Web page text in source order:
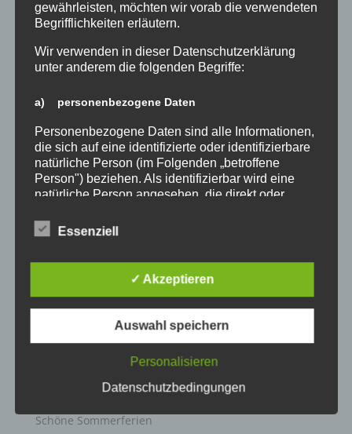
Neueste Beiträge
Schöne Sommerferien
gewährleisten, möchten wir vorab die verwendeten
Begrifflichkeiten erläutern.
Wir verwenden in dieser Datenschutzerklärung
unter anderem die folgenden Begriffe:
a) personenbezogene Daten
Personenbezogene Daten sind alle Informationen,
die sich auf eine identifizierte oder identifizierbare
natürliche Person (im Folgenden „betroffene
Person") beziehen. Als identifizierbar wird eine
natürliche Person angesehen, die direkt oder
Kennung wie einem Namen, zu einer
Kennnummer, zu Standortdaten, zu einer Online-
besonderen Merkmalen, die Ausdruck der
physischen, physiologischen, genetischen,
sozialen Identität dieser natürlichen Person sind,
b) betroffene Person
Betroffene Person ist jede identifizierte oder
personenbezogene Daten von dem für die
Essenziell
✓ Akzeptieren
Auswahl speichern
Personalisieren
Datenschutzbedingungen